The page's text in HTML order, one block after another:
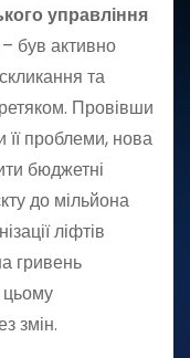
управління
був активно
та
Провівши
проблеми, нова
бюджетні
до мільйона
ліфтів
гривень
цьому
змін.